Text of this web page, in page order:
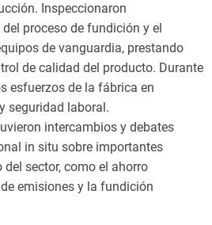
Inspeccionaron
proceso de fundición y el
de vanguardia, prestando
de calidad del producto. Durante
esfuerzos de la fábrica en
seguridad laboral.
intercambios y debates
in situ sobre importantes
sector, como el ahorro
emisiones y la fundición